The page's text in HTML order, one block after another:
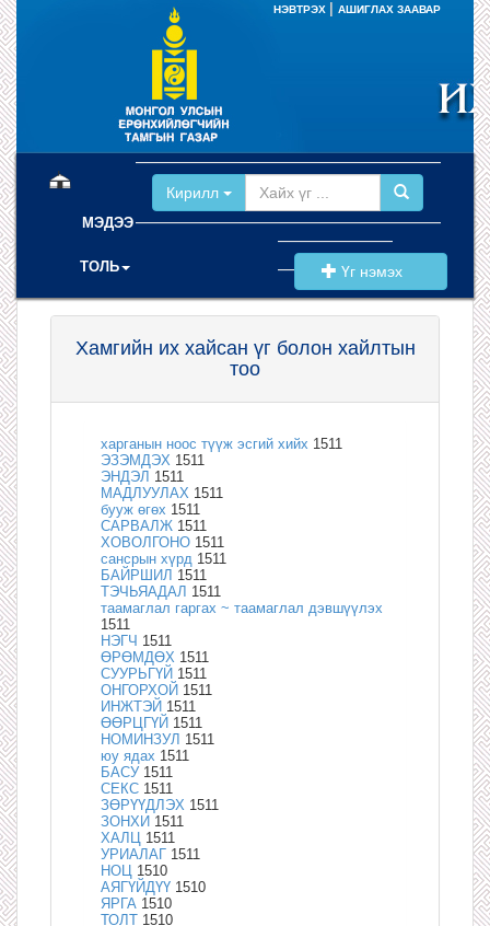
НЭВТРЭХ АШИГЛАХ ЗААВАР
МЭДЭЭ
ТОЛЬ
Кирилл
Үг нэмэх
Хамгийн их хайсан үг болон хайлтын
тоо
харганын ноос түүж эсгий хийх 1511
ЭЗЭМДЭХ 1511
ЭНДЭЛ 1511
МАДЛУУЛАХ 1511
бууж өгөх 1511
САРВАЛЖ 1511
ХОВОЛГОНО 1511
сансрын хүрд 1511
БАЙРШИЛ 1511
ТЭЧЬЯАДАЛ 1511
таамаглал гаргах ~ таамаглал дэвшүүлэх
1511
НЭГЧ 1511
ӨРӨМДӨХ 1511
СУУРЬГҮЙ 1511
ОНГОРХОЙ 1511
ИНЖТЭЙ 1511
ӨӨРЦГҮЙ 1511
НОМИНЗУЛ 1511
юу ядах 1511
БАСУ 1511
СЕКС 1511
ЗӨРҮҮДЛЭХ 1511
ЗОНХИ 1511
ХАЛЦ 1511
УРИАЛАГ 1511
НОЦ 1510
АЯГҮЙДҮҮ 1510
ЯРГА 1510
ТОЛТ 1510